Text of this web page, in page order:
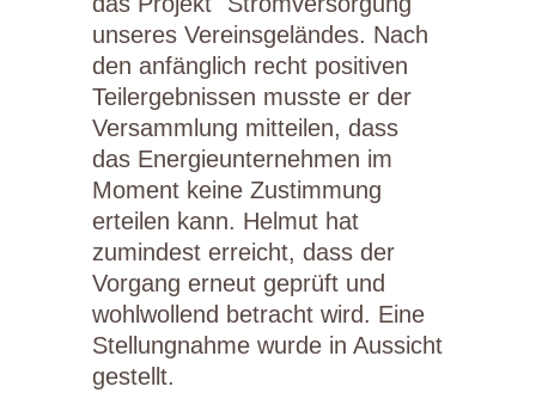
unseres Vereinsgeländes. Nach
den anfänglich recht positiven
Teilergebnissen musste er der
Versammlung mitteilen, dass
das Energieunternehmen im
Moment keine Zustimmung
erteilen kann. Helmut hat
zumindest erreicht, dass der
Vorgang erneut geprüft und
wohlwollend betracht wird. Eine
Stellungnahme wurde in Aussicht
gestellt.